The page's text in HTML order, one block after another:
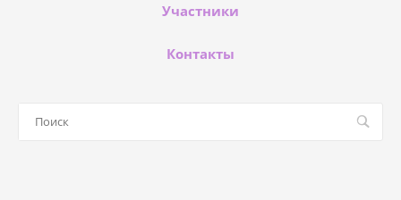
Участники
Контакты